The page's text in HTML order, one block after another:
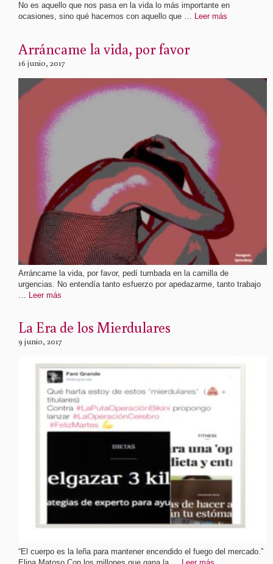
No es aquello que nos pasa en la vida lo más importante en
ocasiones, sino qué hacemos con aquello que … Leer más
Arráncame la vida, por favor
16 junio, 2017
Arráncame la vida, por favor, pedí tumbada en la camilla de
urgencias. No entendía tanto esfuerzo por apedazarme, tanto trabajo
Leer más
La Era de los Mierdulares
9 junio, 2017
“El cuerpo es la leña para mantener encendido el fuego del mercado.”